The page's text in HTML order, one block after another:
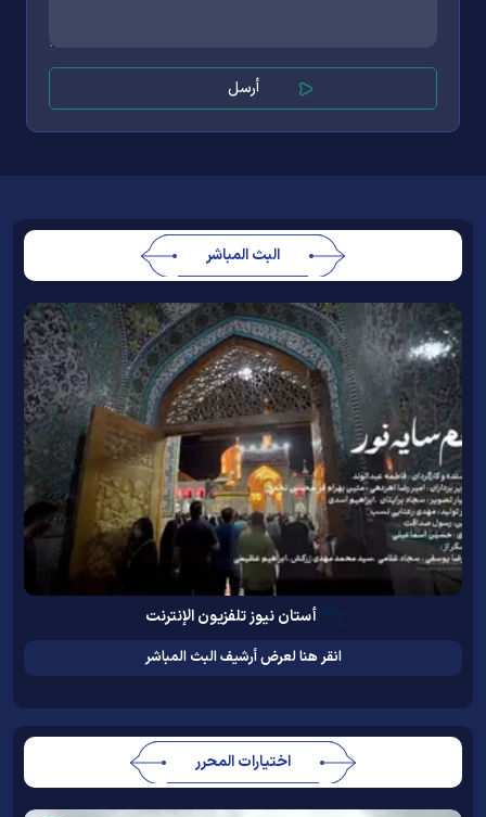
البث المباشر
أستان نيوز تلفزيون الإنترنت
انقر هنا لعرض أرشيف البث المباشر
اختيارات المحرر